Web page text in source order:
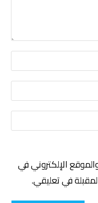
الإلكتروني في
في تعليقي.